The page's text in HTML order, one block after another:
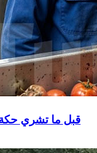
قبل ما تشري